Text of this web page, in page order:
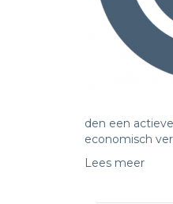
den een
economisch
Lees meer